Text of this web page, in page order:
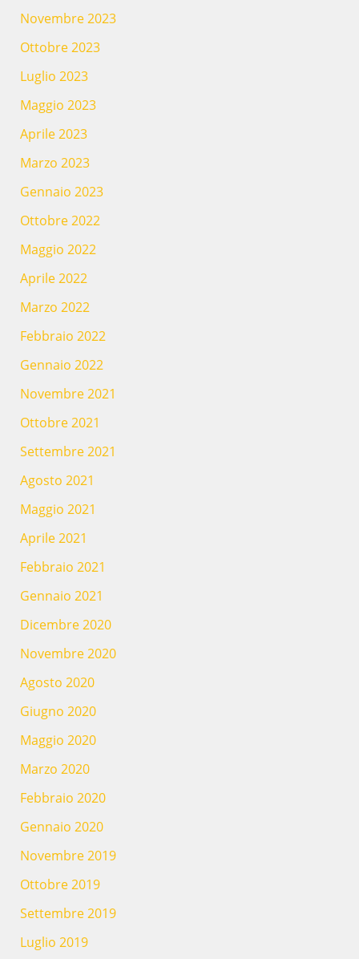
Novembre 2023
Ottobre 2023
Luglio 2023
Maggio 2023
Aprile 2023
Marzo 2023
Gennaio 2023
Ottobre 2022
Maggio 2022
Aprile 2022
Marzo 2022
Febbraio 2022
Gennaio 2022
Novembre 2021
Ottobre 2021
Settembre 2021
Agosto 2021
Maggio 2021
Aprile 2021
Febbraio 2021
Gennaio 2021
Dicembre 2020
Novembre 2020
Agosto 2020
Giugno 2020
Maggio 2020
Marzo 2020
Febbraio 2020
Gennaio 2020
Novembre 2019
Ottobre 2019
Settembre 2019
Luglio 2019